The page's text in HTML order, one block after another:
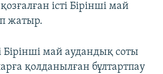
істі Бірінші май
жатыр.
май аудандық соты
қолданылған бұлтартпау